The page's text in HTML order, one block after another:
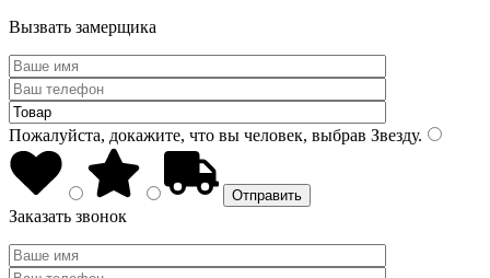
Вызвать замерщика
Пожалуйста, докажите, что вы человек, выбрав Звезду.
Заказать звонок